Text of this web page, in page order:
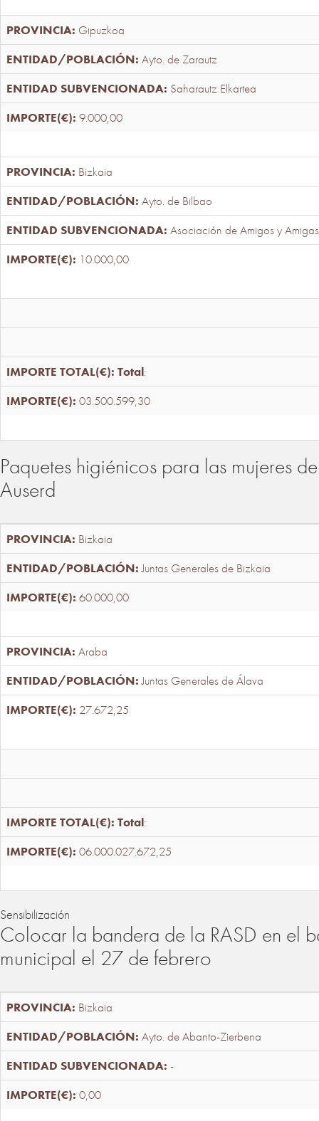
Gipuzkoa
Ayto. de Zarautz
Saharautz Elkartea
9.000,00
Bizkaia
Ayto. de Bilbao
Asociación de Amigos y
10.000,00
Total:
03.500.599,30
Paquetes higiénicos para las mujeres
Auserd
Bizkaia
Juntas Generales de Bizkaia
60.000,00
Araba
Juntas Generales de Álava
27.672,25
Total:
06.000.027.672,25
Sensibilización
Colocar la bandera de la RASD en el
municipal el 27 de febrero
Bizkaia
Ayto. de Abanto-Zierbena
-
0,00